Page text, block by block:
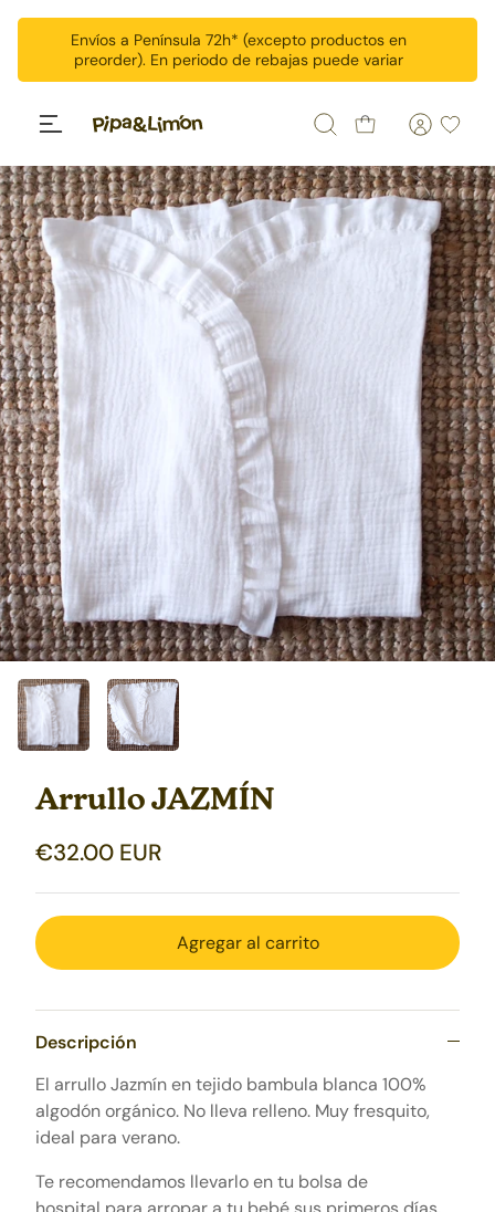
Ir al contenidoEnvíos a Península 72h* (excepto productos en
preorder). En periodo de rebajas puede variar
Buscar
Arrullo JAZMÍN
€32.00 EUR
Agregar al carrito
Descripción
El arrullo Jazmín en tejido bambula blanca 100%
algodón orgánico. No lleva relleno. Muy fresquito,
ideal para verano.
Te recomendamos llevarlo en tu bolsa de